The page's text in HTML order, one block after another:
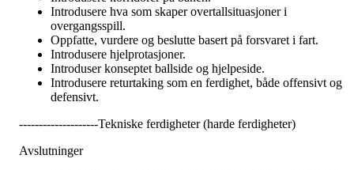
Introdusere hva som skaper overtallsituasjoner i
overgangsspill.
Oppfatte, vurdere og beslutte basert på forsvaret i fart.
Introdusere hjelprotasjoner.
Introduser konseptet ballside og hjelpeside.
Introdusere returtaking som en ferdighet, både offensivt og
defensivt.
--------------------Tekniske ferdigheter (harde ferdigheter)
Avslutninger